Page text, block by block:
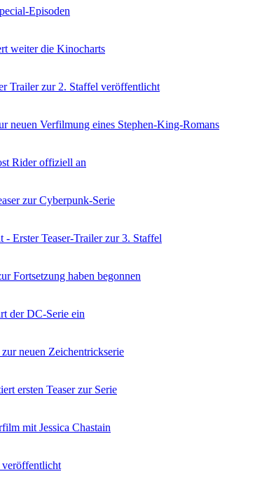
Episoden
weiter die Kinocharts
Trailer zur 2. Staffel veröffentlicht
neuen Verfilmung eines Stephen-King-Romans
Rider offiziell an
zur Cyberpunk-Serie
Erster Teaser-Trailer zur 3. Staffel
Fortsetzung haben begonnen
der DC-Serie ein
neuen Zeichentrickserie
ersten Teaser zur Serie
mit Jessica Chastain
veröffentlicht